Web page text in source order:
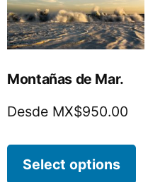
Montañas de Mar.
Desde MX$950.00
Select options